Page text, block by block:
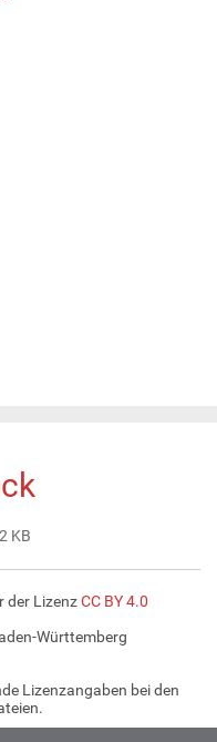
KB
der LizenzCC BY 4.0
Württemberg
Lizenzangaben bei den